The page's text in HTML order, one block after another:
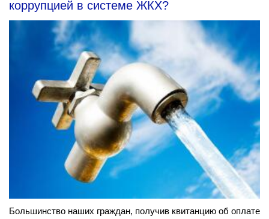
коррупцией в системе ЖКХ?
Большинство наших граждан, получив квитанцию об оплате